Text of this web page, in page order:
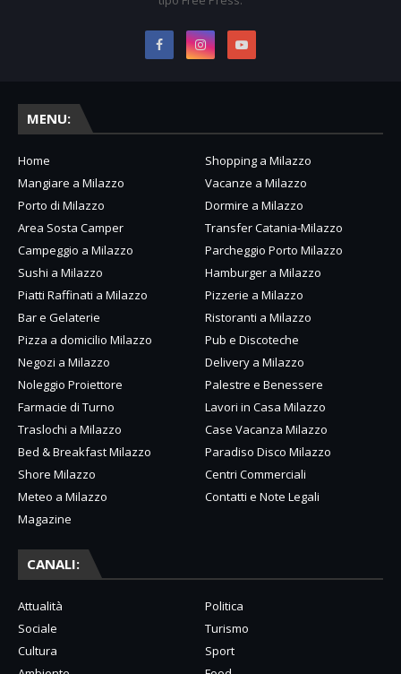
MENU:
Home
Shopping a Milazzo
Mangiare a Milazzo
Vacanze a Milazzo
Porto di Milazzo
Dormire a Milazzo
Area Sosta Camper
Transfer Catania-Milazzo
Campeggio a Milazzo
Parcheggio Porto Milazzo
Sushi a Milazzo
Hamburger a Milazzo
Piatti Raffinati a Milazzo
Pizzerie a Milazzo
Bar e Gelaterie
Ristoranti a Milazzo
Pizza a domicilio Milazzo
Pub e Discoteche
Negozi a Milazzo
Delivery a Milazzo
Noleggio Proiettore
Palestre e Benessere
Farmacie di Turno
Lavori in Casa Milazzo
Traslochi a Milazzo
Case Vacanza Milazzo
Bed & Breakfast Milazzo
Paradiso Disco Milazzo
Shore Milazzo
Centri Commerciali
Meteo a Milazzo
Contatti e Note Legali
Magazine
CANALI:
Attualità
Politica
Sociale
Turismo
Cultura
Sport